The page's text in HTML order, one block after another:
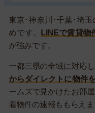
東京･神奈川･千葉･埼
めです。
LINEで賃貸物
が強みです。
一都三県の全域に対応し
からダイレクトに物件
ームズで見かけたお部
着物件の速報ももらえま